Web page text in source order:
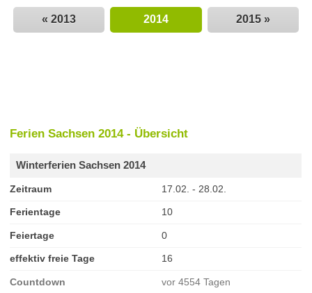
« 2013 2014 2015 »
Ferien Sachsen 2014 - Übersicht
Winterferien Sachsen 2014
Zeitraum 17.02. - 28.02.
Ferientage 10
Feiertage 0
effektiv freie Tage 16
Countdown vor 4554 Tagen